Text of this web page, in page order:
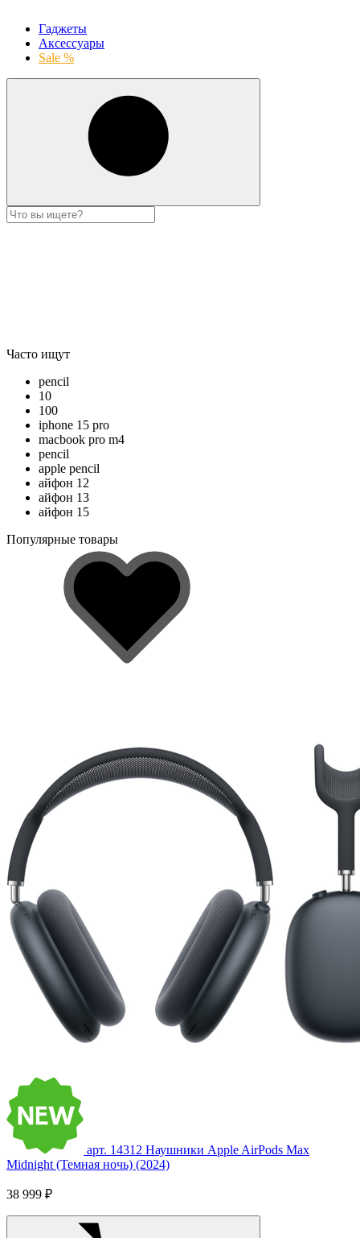
Гаджеты
Аксессуары
Sale %
Часто ищут
pencil
10
100
iphone 15 pro
macbook pro m4
pencil
apple pencil
айфон 12
айфон 13
айфон 15
Популярные товары
арт. 14312 Наушники Apple AirPods Max
Midnight (Темная ночь) (2024)
38 999 ₽